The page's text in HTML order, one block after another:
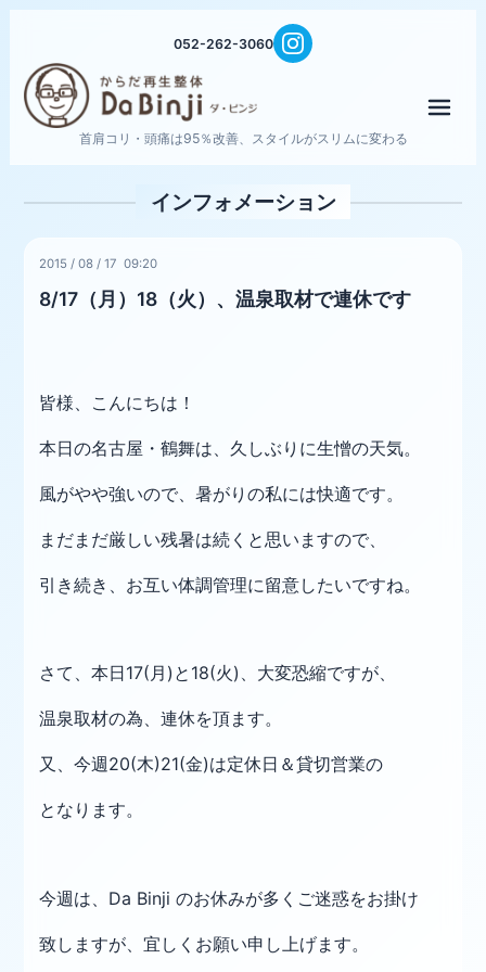
052-262-3060
首肩コリ・頭痛は95％改善、スタイルがスリムに変わる
インフォメーション
2015 /08 /17 09:20
8/17（月）18（火）、温泉取材で連休です
皆様、こんにちは！
本日の名古屋・鶴舞は、久しぶりに生憎の天気。
風がやや強いので、暑がりの私には快適です。
まだまだ厳しい残暑は続くと思いますので、
引き続き、お互い体調管理に留意したいですね。
さて、本日17(月)と18(火)、大変恐縮ですが、
温泉取材の為、連休を頂ます。
又、今週20(木)21(金)は定休日＆貸切営業の
となります。
今週は、Da Binji のお休みが多くご迷惑をお掛け
致しますが、宜しくお願い申し上げます。